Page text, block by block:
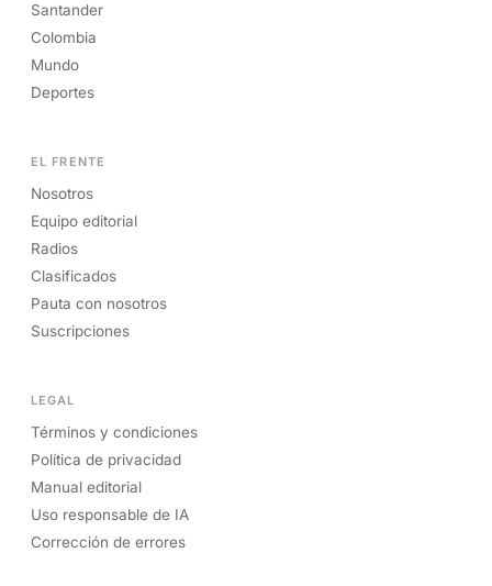
Santander
Colombia
Mundo
Deportes
EL FRENTE
Nosotros
Equipo editorial
Radios
Clasificados
Pauta con nosotros
Suscripciones
LEGAL
Términos y condiciones
Política de privacidad
Manual editorial
Uso responsable de IA
Corrección de errores